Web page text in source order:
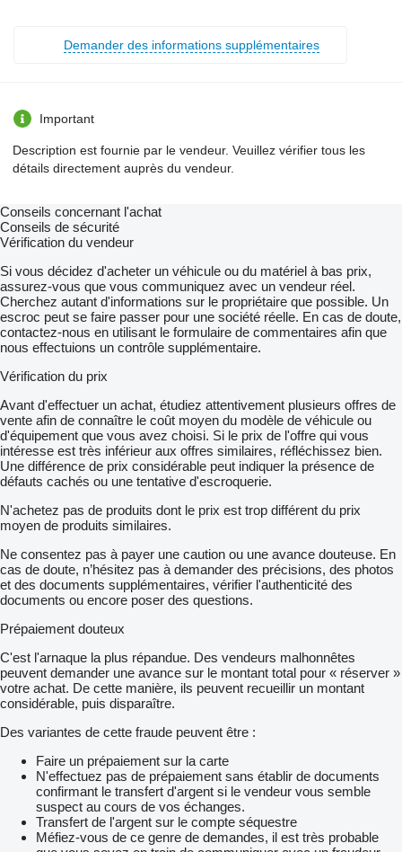
Demander des informations supplémentaires
Important
Description est fournie par le vendeur. Veuillez vérifier tous les
détails directement auprès du vendeur.
Conseils concernant l'achat
Conseils de sécurité
Vérification du vendeur
Si vous décidez d'acheter un véhicule ou du matériel à bas prix,
assurez-vous que vous communiquez avec un vendeur réel.
Cherchez autant d'informations sur le propriétaire que possible. Un
escroc peut se faire passer pour une société réelle. En cas de doute,
contactez-nous en utilisant le formulaire de commentaires afin que
nous effectuions un contrôle supplémentaire.
Vérification du prix
Avant d'effectuer un achat, étudiez attentivement plusieurs offres de
vente afin de connaître le coût moyen du modèle de véhicule ou
d'équipement que vous avez choisi. Si le prix de l'offre qui vous
intéresse est très inférieur aux offres similaires, réfléchissez bien.
Une différence de prix considérable peut indiquer la présence de
défauts cachés ou une tentative d'escroquerie.
N'achetez pas de produits dont le prix est trop différent du prix
moyen de produits similaires.
Ne consentez pas à payer une caution ou une avance douteuse. En
cas de doute, n’hésitez pas à demander des précisions, des photos
et des documents supplémentaires, vérifier l'authenticité des
documents ou encore poser des questions.
Prépaiement douteux
C'est l'arnaque la plus répandue. Des vendeurs malhonnêtes
peuvent demander une avance sur le montant total pour « réserver »
votre achat. De cette manière, ils peuvent recueillir un montant
considérable, puis disparaître.
Des variantes de cette fraude peuvent être :
Faire un prépaiement sur la carte
N'effectuez pas de prépaiement sans établir de documents
confirmant le transfert d'argent si le vendeur vous semble
suspect au cours de vos échanges.
Transfert de l'argent sur le compte séquestre
Méfiez-vous de ce genre de demandes, il est très probable